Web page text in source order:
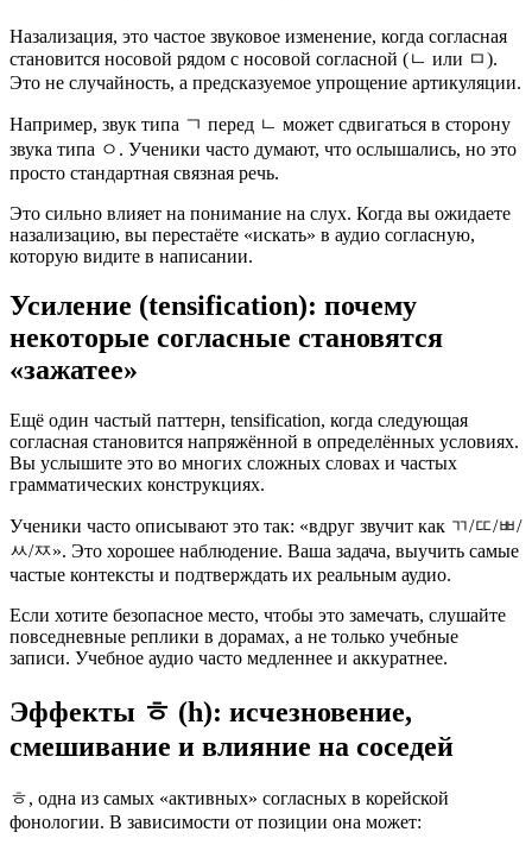
Назализация, это частое звуковое изменение, когда согласная
становится носовой рядом с носовой согласной (ㄴ или ㅁ).
Это не случайность, а предсказуемое упрощение артикуляции.
Например, звук типа ㄱ перед ㄴ может сдвигаться в сторону
звука типа ㅇ. Ученики часто думают, что ослышались, но это
просто стандартная связная речь.
Это сильно влияет на понимание на слух. Когда вы ожидаете
назализацию, вы перестаёте «искать» в аудио согласную,
которую видите в написании.
Усиление (tensification): почему
некоторые согласные становятся
«зажатее»
Ещё один частый паттерн, tensification, когда следующая
согласная становится напряжённой в определённых условиях.
Вы услышите это во многих сложных словах и частых
грамматических конструкциях.
Ученики часто описывают это так: «вдруг звучит как ㄲ/ㄸ/ㅃ/
ㅆ/ㅉ». Это хорошее наблюдение. Ваша задача, выучить самые
частые контексты и подтверждать их реальным аудио.
Если хотите безопасное место, чтобы это замечать, слушайте
повседневные реплики в дорамах, а не только учебные
записи. Учебное аудио часто медленнее и аккуратнее.
Эффекты ㅎ (h): исчезновение,
смешивание и влияние на соседей
ㅎ, одна из самых «активных» согласных в корейской
фонологии. В зависимости от позиции она может: